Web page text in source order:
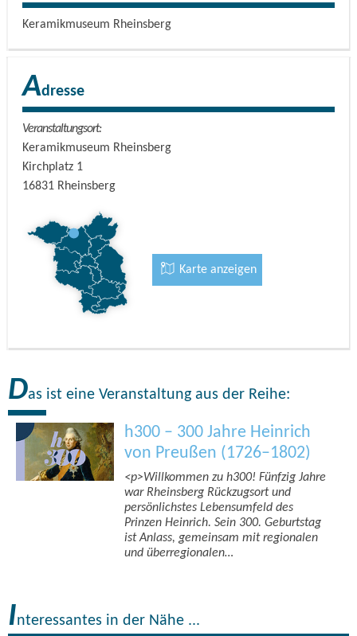
Keramikmuseum Rheinsberg
Adresse
Veranstaltungsort:
Keramikmuseum Rheinsberg
Kirchplatz 1
16831 Rheinsberg
Karte anzeigen
Das ist eine Veranstaltung aus der Reihe:
h300 – 300 Jahre Heinrich
von Preußen (1726–1802)
<p>Willkommen zu h300! Fünfzig Jahre
war Rheinsberg Rückzugsort und
persönlichstes Lebensumfeld des
Prinzen Heinrich. Sein 300. Geburtstag
ist Anlass, gemeinsam mit regionalen
und überregionalen…
Interessantes in der Nähe ...